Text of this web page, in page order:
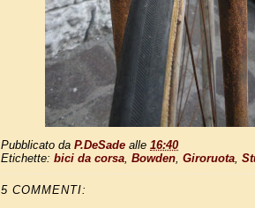
Pubblicato da P.DeSade alle 16:40
Etichette: bici da corsa Bowden Giroruota
5 COMMENTI: